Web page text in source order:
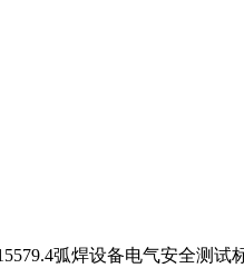
弧焊设备电气安全测试